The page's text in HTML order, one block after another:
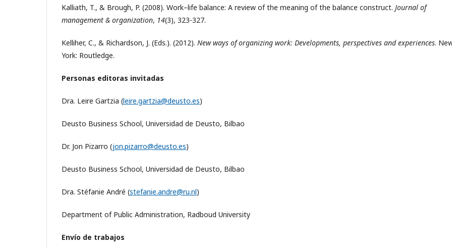
Kalliath, T., & Brough, P. (2008). Work–life balance: A review of the meaning of the balance construct. Journal of
management & organization, 14(3), 323-327.
Kelliher, C., & Richardson, J. (Eds.). (2012). New ways of organizing work: Developments, perspectives and experiences.
York: Routledge.
Personas editoras invitadas
Dra. Leire Gartzia (leire.gartzia@deusto.es)
Deusto Business School, Universidad de Deusto, Bilbao
Dr. Jon Pizarro (jon.pizarro@deusto.es)
Deusto Business School, Universidad de Deusto, Bilbao
Dra. Stéfanie André (stefanie.andre@ru.nl)
Department of Public Administration, Radboud University
Envío de trabajos